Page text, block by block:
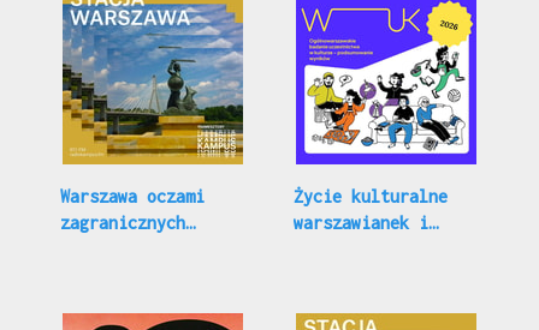
Warszawa oczami
zagranicznych
Życie kulturalne
warszawianek i